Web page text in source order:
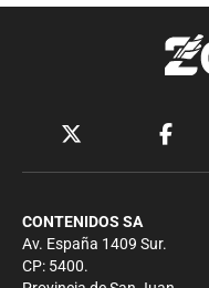
CONTENIDOS SA
Av. España 1409 Sur.
CP: 5400.